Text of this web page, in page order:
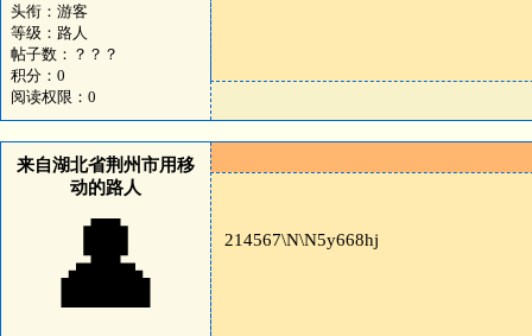
头衔：游客
等级：路人
帖子数：？？？
积分：0
阅读权限：0
来自湖北省荆州市用移
动的路人
👤 214567\N\N5y668hj